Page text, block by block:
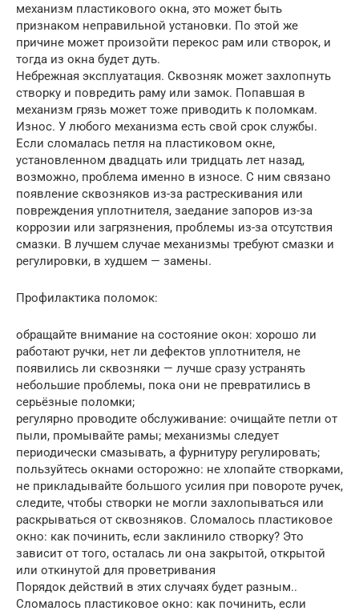
механизм пластикового окна, это может быть
признаком неправильной установки. По этой же
причине может произойти перекос рам или створок, и
тогда из окна будет дуть.
Небрежная эксплуатация. Сквозняк может захлопнуть
створку и повредить раму или замок. Попавшая в
механизм грязь может тоже приводить к поломкам.
Износ. У любого механизма есть свой срок службы.
Если сломалась петля на пластиковом окне,
установленном двадцать или тридцать лет назад,
возможно, проблема именно в износе. С ним связано
появление сквозняков из-за растрескивания или
повреждения уплотнителя, заедание запоров из-за
коррозии или загрязнения, проблемы из-за отсутствия
смазки. В лучшем случае механизмы требуют смазки и
регулировки, в худшем — замены.
Профилактика поломок:
обращайте внимание на состояние окон: хорошо ли
работают ручки, нет ли дефектов уплотнителя, не
появились ли сквозняки — лучше сразу устранять
небольшие проблемы, пока они не превратились в
серьёзные поломки;
регулярно проводите обслуживание: очищайте петли от
пыли, промывайте рамы; механизмы следует
периодически смазывать, а фурнитуру регулировать;
пользуйтесь окнами осторожно: не хлопайте створками,
не прикладывайте большого усилия при повороте ручек,
следите, чтобы створки не могли захлопываться или
раскрываться от сквозняков. Сломалось пластиковое
окно: как починить, если заклинило створку? Это
зависит от того, осталась ли она закрытой, открытой
или откинутой для проветривания
Порядок действий в этих случаях будет разным..
Сломалось пластиковое окно: как починить, если